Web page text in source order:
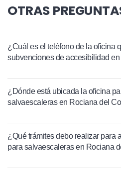
OTRAS
¿Cuál es el teléfono de la oficina
subvenciones de accesibilidad
¿Dónde está ubicada la oficina
salvaescaleras en Rociana del
¿Qué trámites debo realizar para
para salvaescaleras en Rociana